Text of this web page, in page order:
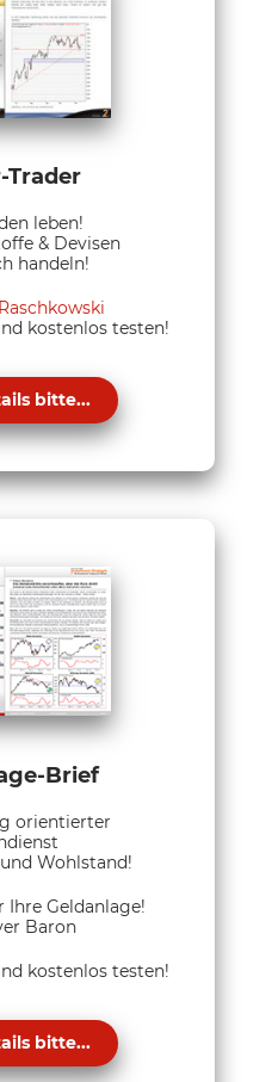
Trader
leben!
& Devisen
handeln!
kostenlos testen!
bitte...
Brief
orientierter
Wohlstand!
Geldanlage!
Baron
kostenlos testen!
bitte...